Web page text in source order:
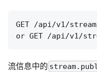
GET /api/v1/
流信息中的